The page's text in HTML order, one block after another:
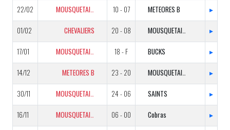
22/02 MOUSQUETAIRES 10 - 07 METEORES B ▸
01/02 CHEVALIERS 20 - 08 MOUSQUETAIRES ▸
17/01 MOUSQUETAIRES 18 - F BUCKS ▸
14/12 METEORES B 23 - 20 MOUSQUETAIRES ▸
30/11 MOUSQUETAIRES 24 - 06 SAINTS ▸
16/11 MOUSQUETAIRES 06 - 00 Cobras ▸